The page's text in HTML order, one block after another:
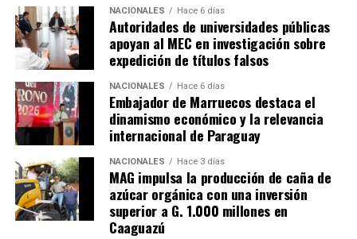
NACIONALES Hace 6 días
Autoridades de universidades públicas
apoyan al MEC en investigación sobre
expedición de títulos falsos
NACIONALES Hace 6 días
Embajador de Marruecos destaca el
dinamismo económico y la relevancia
internacional de Paraguay
NACIONALES Hace 3 días
MAG impulsa la producción de caña de
azúcar orgánica con una inversión
superior a G. 1.000 millones en
Caaguazú